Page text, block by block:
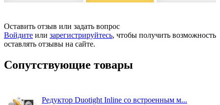
Оставить отзыв или задать вопрос
Войдите или зарегистрируйтесь, чтобы получить возможность
оставлять отзывы на сайте.
Сопутствующие товары
Редуктор Duotight Inline со встроенным м...